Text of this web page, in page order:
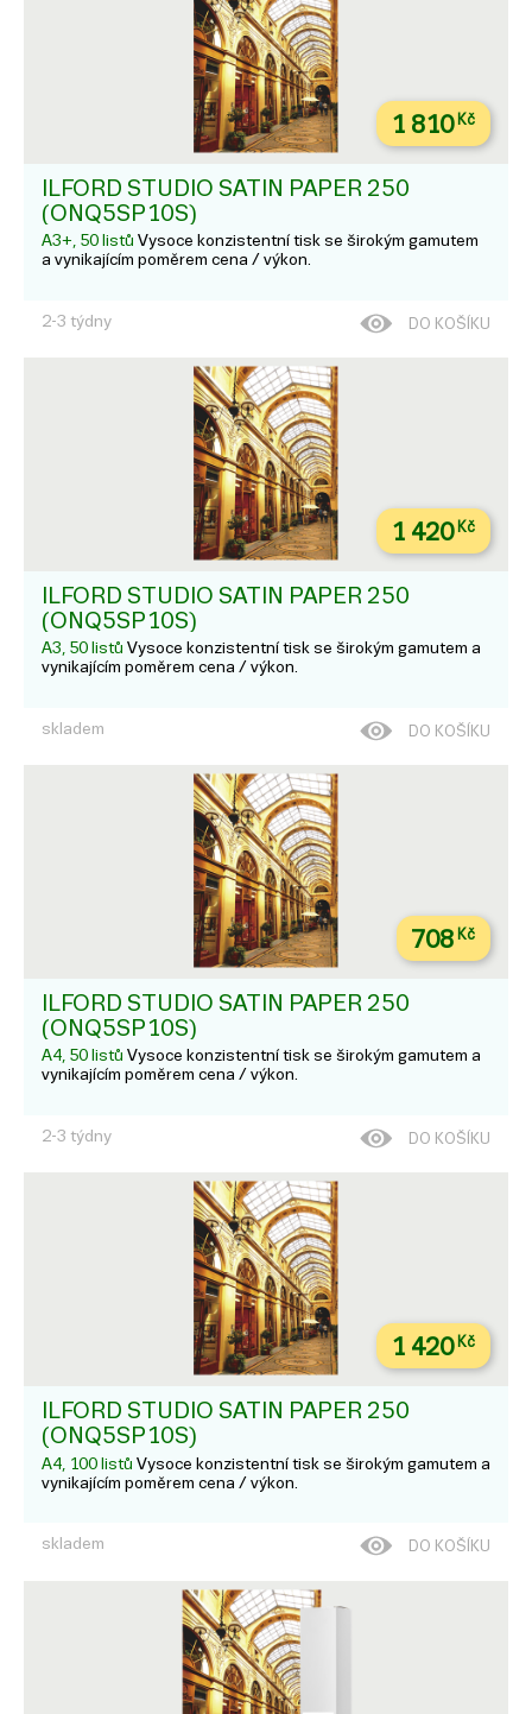
1 810Kč
ILFORD STUDIO SATIN PAPER 250
(ONQ5SP10S)
A3+, 50 listů Vysoce konzistentní tisk se širokým gamutem
a vynikajícím poměrem cena / výkon.
2-3 týdny DO KOŠÍKU
1 420Kč
ILFORD STUDIO SATIN PAPER 250
(ONQ5SP10S)
A3, 50 listů Vysoce konzistentní tisk se širokým gamutem a
vynikajícím poměrem cena / výkon.
skladem DO KOŠÍKU
708 Kč
ILFORD STUDIO SATIN PAPER 250
(ONQ5SP10S)
A4, 50 listů Vysoce konzistentní tisk se širokým gamutem a
vynikajícím poměrem cena / výkon.
2-3 týdny DO KOŠÍKU
1 420Kč
ILFORD STUDIO SATIN PAPER 250
(ONQ5SP10S)
A4, 100 listů Vysoce konzistentní tisk se širokým gamutem a
vynikajícím poměrem cena / výkon.
skladem DO KOŠÍKU